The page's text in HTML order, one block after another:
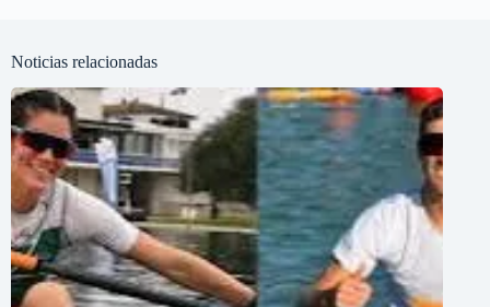
Noticias relacionadas